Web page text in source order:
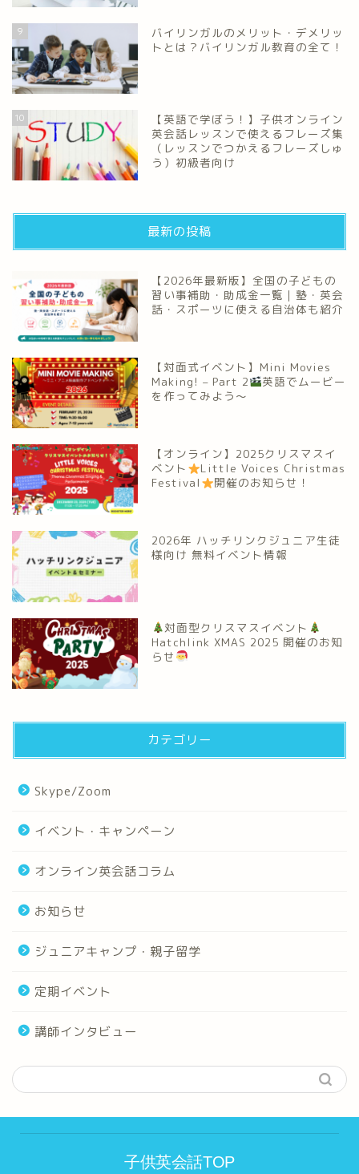
9
バイリンガルのメリット・デメリッ
トとは？バイリンガル教育の全て！
10
【英語で学ぼう！】子供オンライン
英会話レッスンで使えるフレーズ集
（レッスンでつかえるフレーズしゅ
う）初級者向け
最新の投稿
【2026年最新版】全国の子どもの
習い事補助・助成金一覧｜塾・英会
話・スポーツに使える自治体も紹介
【対面式イベント】Mini Movies
Making! – Part 2
英語でムービー
を作ってみよう～
【オンライン】2025クリスマスイ
ベント
Little Voices Christmas
Festival
開催のお知らせ！
2026年 ハッチリンクジュニア生徒
様向け 無料イベント情報
対面型クリスマスイベント
Hatchlink XMAS 2025 開催のお知
らせ
カテゴリー
Skype/Zoom
イベント・キャンペーン
オンライン英会話コラム
お知らせ
ジュニアキャンプ・親子留学
定期イベント
講師インタビュー
子供英会話TOP